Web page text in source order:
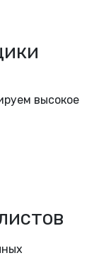
высокое